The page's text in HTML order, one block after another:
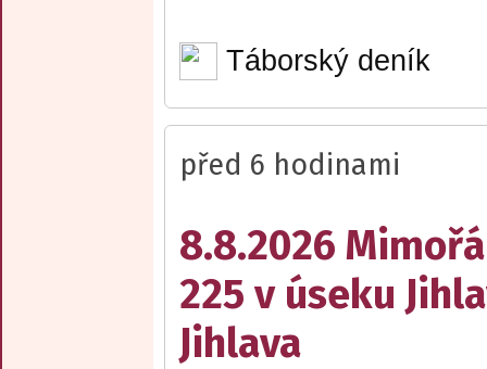
Táborský deník
před 6 hodinami
8.8.2026
225 v úseku
Jihlava